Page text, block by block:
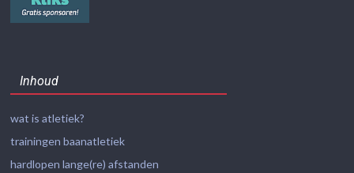
Inhoud
wat is atletiek?
trainingen baanatletiek
hardlopen lange(re) afstanden